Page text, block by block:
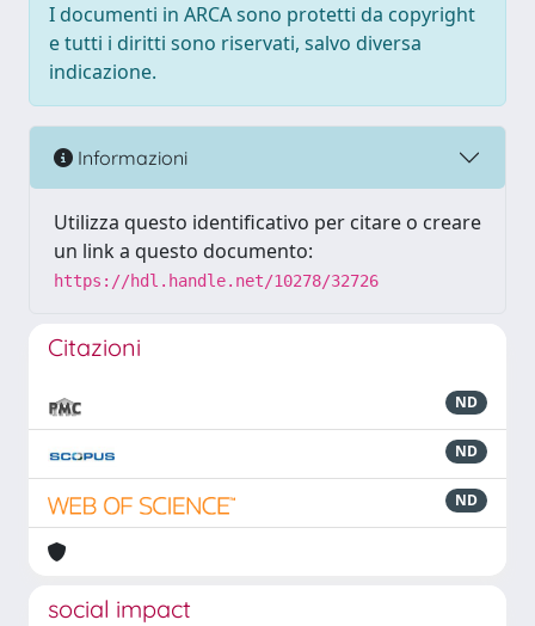
I documenti in ARCA sono protetti da copyright
e tutti i diritti sono riservati, salvo diversa
indicazione.
Informazioni
Utilizza questo identificativo per citare o creare
un link a questo documento:
https://hdl.handle.net/10278/32726
Citazioni
ND
ND
ND
social impact